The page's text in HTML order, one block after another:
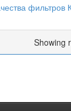
фильтров
Showing